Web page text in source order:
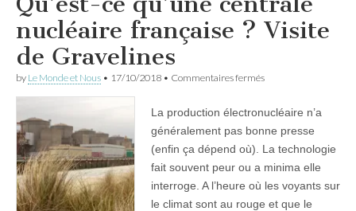
nucléaire française ? Visite
de Gravelines
by Le Monde et Nous • 17/10/2018 • Commentaires ferméssur
qu’une
centrale
nucléaire
française
?
de
Gravelines
La production électronucléaire n’a
généralement pas bonne presse
(enfin ça dépend où). La technologie
fait souvent peur ou a minima elle
interroge. A l’heure où les voyants sur
le climat sont au rouge et que le